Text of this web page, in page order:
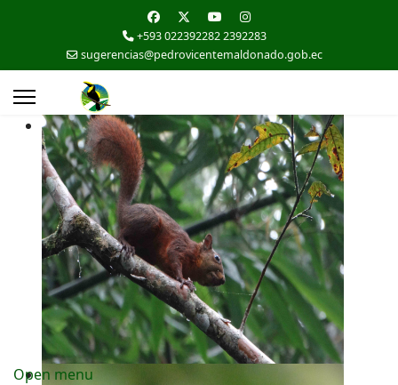
+593 022392282 2392283
sugerencias@pedrovicentemaldonado.gob.ec
Open menu